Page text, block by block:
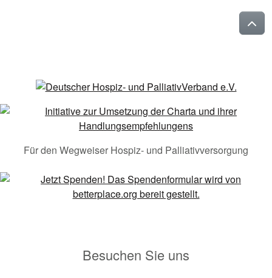
Für den Wegweiser Hospiz- und Palliativversorgung
Besuchen Sie uns